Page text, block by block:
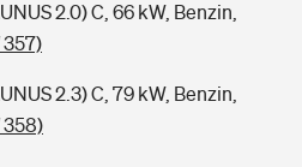
2.0) C, 66 kW, Benzin,
2.3) C, 79 kW, Benzin,